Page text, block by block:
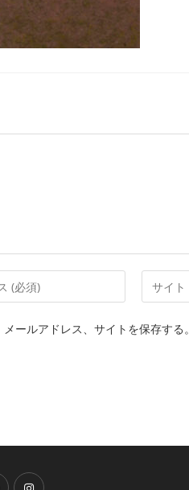
ールアドレス、サイトを保存する。